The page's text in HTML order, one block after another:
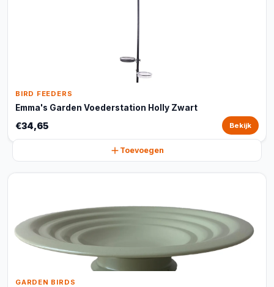
BIRD FEEDERS
Emma's Garden Voederstation Holly Zwart
€34,65 Bekijk
Toevoegen
GARDEN BIRDS